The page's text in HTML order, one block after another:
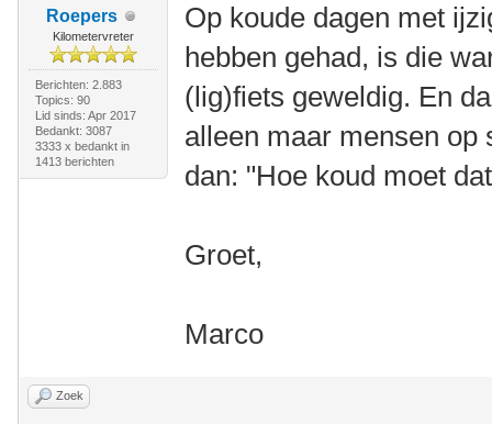
Roepers
Kilometervreter
Berichten: 2.883
Topics: 90
Lid sinds: Apr 2017
Bedankt: 3087
3333 x bedankt in
1413 berichten
Op koude dagen met
hebben gehad, is die
(lig)fiets geweldig. En
alleen maar mensen op
dan: "Hoe koud moet
Groet,
Marco
Zoek